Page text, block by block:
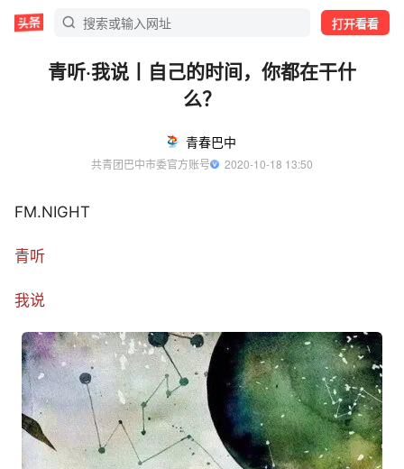
打开看看
青听·我说丨自己的时间，你都在干什
么？
青春巴中
共青团巴中市委官方账号
  2020-10-18 13:50
FM.NIGHT
青听
我说